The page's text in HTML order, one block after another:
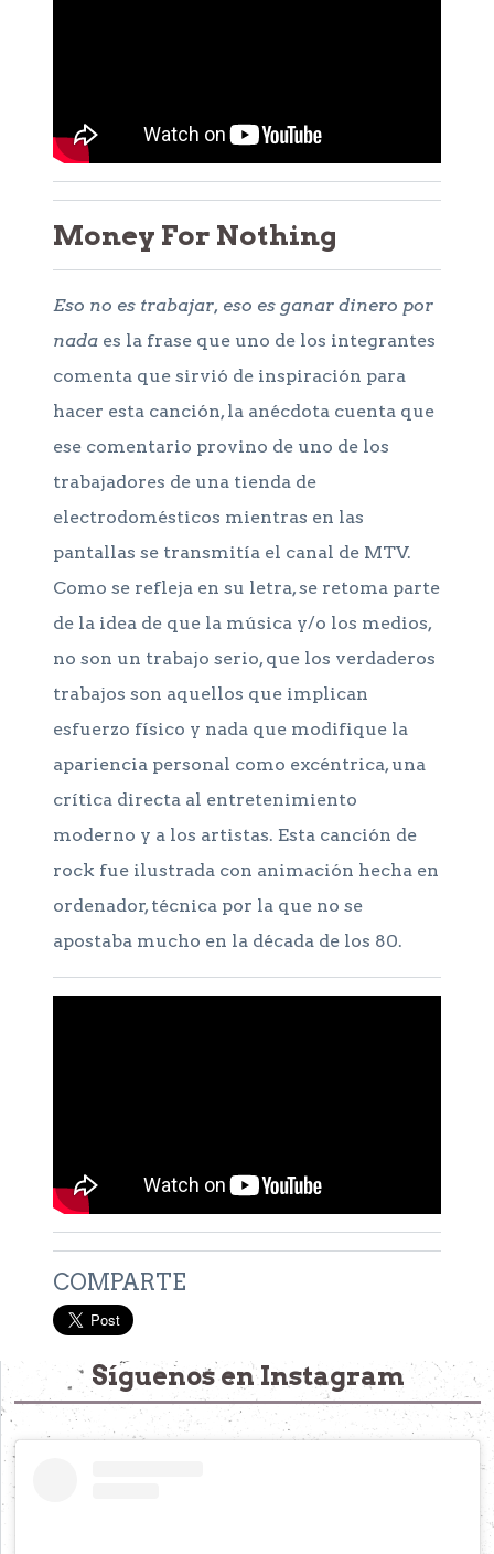
Money For Nothing
Eso no es trabajar, eso es ganar dinero por
nada es la frase que uno de los integrantes
comenta que sirvió de inspiración para
hacer esta canción, la anécdota cuenta que
ese comentario provino de uno de los
trabajadores de una tienda de
electrodomésticos mientras en las
pantallas se transmitía el canal de MTV.
Como se refleja en su letra, se retoma parte
de la idea de que la música y/o los medios,
no son un trabajo serio, que los verdaderos
trabajos son aquellos que implican
esfuerzo físico y nada que modifique la
apariencia personal como excéntrica, una
crítica directa al entretenimiento
moderno y a los artistas. Esta canción de
rock fue ilustrada con animación hecha en
ordenador, técnica por la que no se
apostaba mucho en la década de los 80.
COMPARTE
Síguenos en Instagram